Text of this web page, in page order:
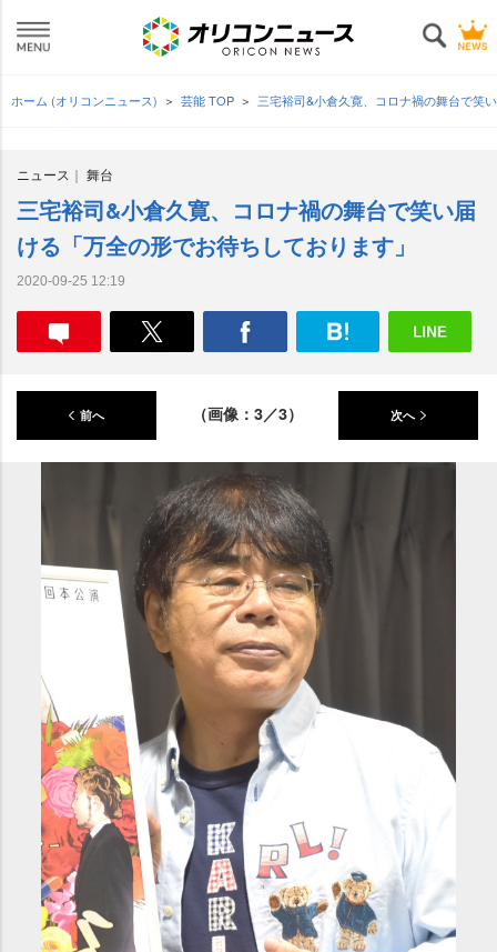
ホーム (オリコンニュース) 芸能 TOP 三宅裕司&小倉久寛、コロナ禍の舞台で笑
ニュース 舞台
三宅裕司&小倉久寛、コロナ禍の舞台で笑い届
ける「万全の形でお待ちしております」
2020-09-25 12:19
前へ （画像：3／3） 次へ